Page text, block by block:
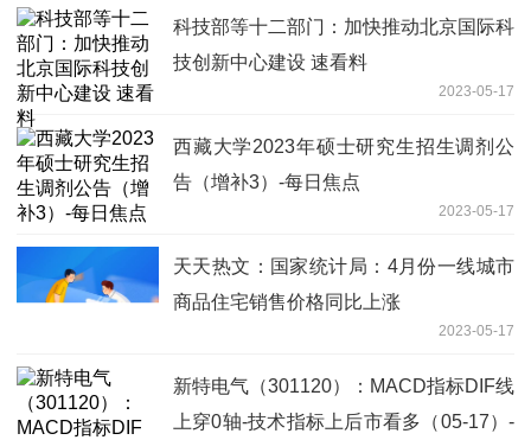
科技部等十二部门：加快推动北京国际科
技创新中心建设 速看料
2023-05-17
西藏大学2023年硕士研究生招生调剂公
告（增补3）-每日焦点
2023-05-17
天天热文：国家统计局：4月份一线城市
商品住宅销售价格同比上涨
2023-05-17
新特电气（301120）：MACD指标DIF线
上穿0轴-技术指标上后市看多（05-17）-